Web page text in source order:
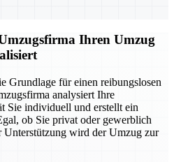
Ihren Umzug
Grundlage für einen reibungslosen
analysiert Ihre
Sie individuell und erstellt ein
ob Sie privat oder gewerblich
Unterstützung wird der Umzug zur